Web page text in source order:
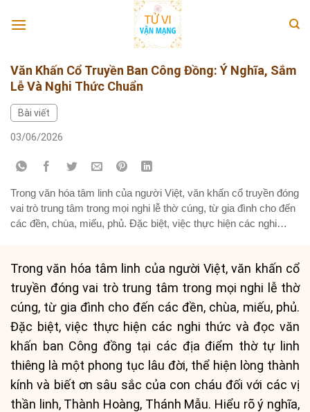
Văn Khấn Cổ Truyền Ban Công Đồng: Ý Nghĩa, Sắm
Lễ Và Nghi Thức Chuẩn
Bài viết
03/06/2026
Trong văn hóa tâm linh của người Việt, văn khấn cổ truyền đóng
vai trò trung tâm trong mọi nghi lễ thờ cúng, từ gia đình cho đến
các đền, chùa, miếu, phủ. Đặc biệt, việc thực hiện các nghi
Trong văn hóa tâm linh của người Việt, văn khấn cổ
truyền đóng vai trò trung tâm trong mọi nghi lễ thờ
cúng, từ gia đình cho đến các đền, chùa, miếu, phủ.
Đặc biệt, việc thực hiện các nghi thức và đọc văn
khấn ban Công đồng tại các địa điểm thờ tự linh
thiêng là một phong tục lâu đời, thể hiện lòng thành
kính và biết ơn sâu sắc của con cháu đối với các vị
thần linh, Thành Hoàng, Thánh Mẫu. Hiểu rõ ý nghĩa,